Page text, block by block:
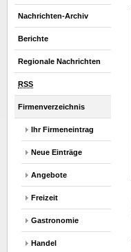
Nachrichten-Archiv
Berichte
Regionale Nachrichten
RSS
Firmenverzeichnis
Ihr Firmeneintrag
Neue Einträge
Angebote
Freizeit
Gastronomie
Handel